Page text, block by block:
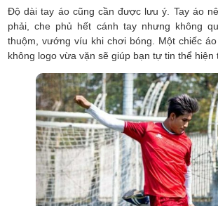
Độ dài tay áo cũng cần được lưu ý. Tay áo
phải, che phủ hết cánh tay nhưng không
thuộm, vướng víu khi chơi bóng. Một chiếc
không logo vừa vặn sẽ giúp bạn tự tin thể hiện